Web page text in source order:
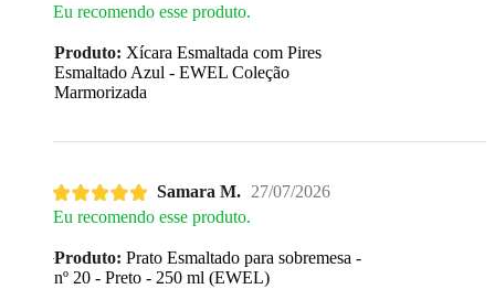
Eu recomendo esse produto.
Produto: Xícara Esmaltada com Pires
Esmaltado Azul - EWEL Coleção
Marmorizada
Samara M. 27/07/2026
Eu recomendo esse produto.
Produto: Prato Esmaltado para sobremesa -
nº 20 - Preto - 250 ml (EWEL)